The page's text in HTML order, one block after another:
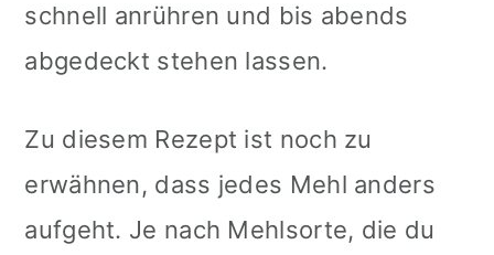
schnell anrühren und bis abends
abgedeckt stehen lassen.
Zu diesem Rezept ist noch zu
erwähnen, dass jedes Mehl anders
aufgeht. Je nach Mehlsorte, die du